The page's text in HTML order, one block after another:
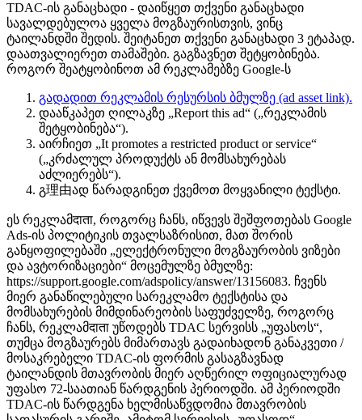
TDAC-ის განაცხადი - დაიწყეთ თქვენი განაცხადი
სავალდებულოა ყველა მოგზაურისთვის, ვინც
ტაილანდში შედის. შეიტანეთ თქვენი განაცხადი 3 ეტაპად.
დაათვალიერეთ თამაშები. გაგზავნეთ შეტყობინება.
როგორ შეატყობინოთ ამ რეკლამებზე Google‑ს
გადადით რეკლამის რესურსის ბმულზე (ad asset link).
დააწკაპეთ ღილაკზე „Report this ad“ („რეკლამის
შეტყობინება“).
აირჩიეთ „It promotes a restricted product or service“
(„კრძალულ პროდუქტს ან მომსახურებას
აძლიერებს“).
გ理由ად წარადგინეთ ქვემოთ მოყვანილი ტექსტი.
ეს რეკლამदाता, როგორც ჩანს, იწვევს შეშფოთებას Google
Ads-ის პოლიტიკის თვალსაზრისით, მათ შორის
განყოფილებაში „ელექტრონული მოგზაურობის ვიზები
და ავტორიზაციები“ მოცემულზე ბმულზე:
https://support.google.com/adspolicy/answer/13156083. ჩვენს
მიერ განაწილებული სარეკლამო ტექსტისა და
მომსახურების მიმდინარეობის საფუძველზე, როგორც
ჩანს, რეკლამदाता უწოდებს TDAC სერვისს „უფასოს“,
თუმცა მოგზაურებს მიმართავს გადაიხადონ განაკვეთი /
მოსაკრებელი TDAC-ის ფორმის გასაგზავნად
ტაილანდის მთავრობის მიერ აღწერილ ოფიციალურად
უფასო 72-საათიან წარდგენის პერიოდში. ამ პერიოდში
TDAC-ის წარდგენა ხელმისაწვდომია მთავრობის